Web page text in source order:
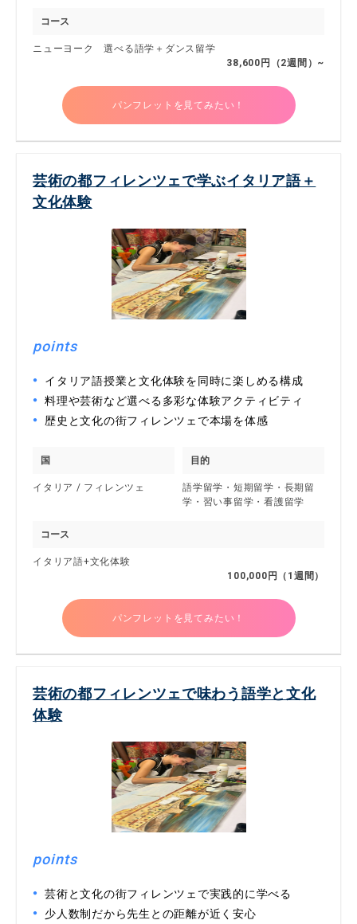
コース
ニューヨーク 選べる語学＋ダンス留学
38,600円（2週間）~
パンフレットを見てみたい！
芸術の都フィレンツェで学ぶイタリア語＋
文化体験
points
イタリア語授業と文化体験を同時に楽しめる構成
料理や芸術など選べる多彩な体験アクティビティ
歴史と文化の街フィレンツェで本場を体感
国
イタリア / フィレンツェ
目的
語学留学・短期留学・長期留
学・習い事留学・看護留学
コース
イタリア語+文化体験
100,000円（1週間）
パンフレットを見てみたい！
芸術の都フィレンツェで味わう語学と文化
体験
points
芸術と文化の街フィレンツェで実践的に学べる
少人数制だから先生との距離が近く安心